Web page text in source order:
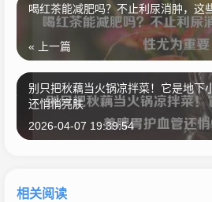
喝红茶能减肥吗？不止利尿消肿，这
« 上一篇
别只把秋藕当火锅凉拌菜！它是地下
还悄悄亮肤
2026-04-07 19:39:54
相关阅读